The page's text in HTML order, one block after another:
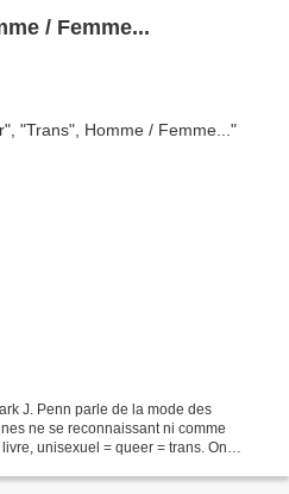
/ Femme...
J. Penn parle de la mode des
ne se reconnaissant ni comme
unisexuel = queer = trans. On